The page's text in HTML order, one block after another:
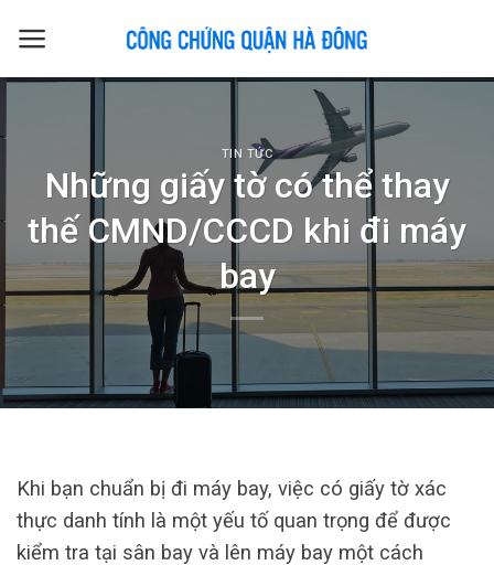
TIN TỨC
Những giấy tờ có thể thay
thế CMND/CCCD khi đi máy
bay
Khi bạn chuẩn bị đi máy bay, việc có giấy tờ xác
thực danh tính là một yếu tố quan trọng để được
kiểm tra tại sân bay và lên máy bay một cách